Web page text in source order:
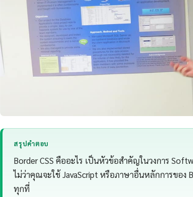
สรุปคำตอบ
Border CSS คืออะไร เป็นหัวข้อสำคัญในวงการ
ไม่ว่าคุณจะใช้ JavaScript หรือภาษาอื่นหลักการของ
ทุกที่